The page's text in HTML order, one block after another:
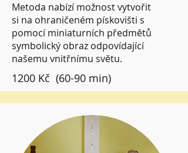
Metoda nabízí možnost vytvořit
si na ohraničeném pískovišti s
pomocí miniaturních předmětů
symbolický obraz odpovídající
našemu vnitřnímu světu.
1200 Kč (60-90 min)